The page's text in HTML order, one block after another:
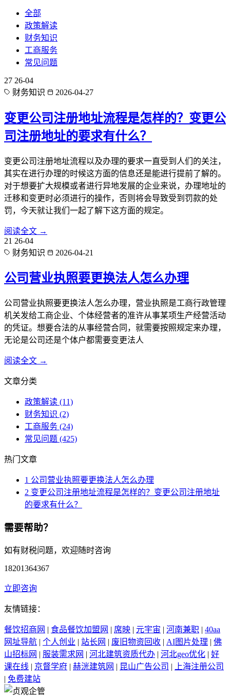
全部
政策解读
财务知识
工商服务
常见问题
27 26-04
财务知识
2026-04-27
变更公司注册地址流程是怎样的？变更公
司注册地址的要求有什么？
变更公司注册地址流程以及办理的要求一直受到人们的关注，
其实在进行办理的时候这方面的信息还是能进行提前了解的。
对于想要扩大规模或者进行异地发展的企业来说，办理地址的
迁移和变更时必须进行的操作，否则将会导致受到罚款的处
罚，今天就让我们一起了解下这方面的规定。
阅读全文 →
21 26-04
财务知识
2026-04-21
公司营业执照要更换法人怎么办理
公司营业执照要更换法人怎么办理，营业执照是工商行政管理
机关发给工商企业、个体经营者的准许从事某项生产经营活动
的凭证。想要合法的从事经营合同，就需要按照规定来办理，
无论是公司还是个体户都需要变更法人
阅读全文 →
文章分类
政策解读 (11)
财务知识 (2)
工商服务 (24)
常见问题 (425)
热门文章
1 公司营业执照要更换法人怎么办理
2 变更公司注册地址流程是怎样的？变更公司注册地址
的要求有什么？
需要帮助？
如有财税问题，欢迎随时咨询
18201364367
立即咨询
友情链接：
餐饮招商网 | 食品餐饮加盟网 | 席映 | 元宇宙 | 河南兼职 | 40aa
网址导航 | 个人创业 | 站长网 | 废旧物资回收 | AI图片处理 | 佛
山招标网 | 服装需求网 | 河北建筑资质代办 | 河北geo优化 | 好
课在线 | 京督学府 | 赫洸建筑网 | 昆山广告公司 |
上海注册公司
| 免费建站